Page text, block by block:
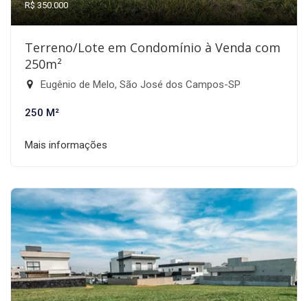
R$ 350.000
Terreno/Lote em Condomínio à Venda com
250m²
Eugênio de Melo, São José dos Campos-SP
250 M²
Mais informações